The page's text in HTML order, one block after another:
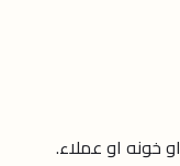
خونه او عملاء.